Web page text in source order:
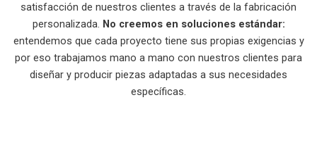
satisfacción de nuestros clientes a través de la fabricación
personalizada. No creemos en soluciones estándar:
entendemos que cada proyecto tiene sus propias exigencias y
por eso trabajamos mano a mano con nuestros clientes para
diseñar y producir piezas adaptadas a sus necesidades
específicas.